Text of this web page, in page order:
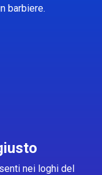
barbiere.
nei loghi del